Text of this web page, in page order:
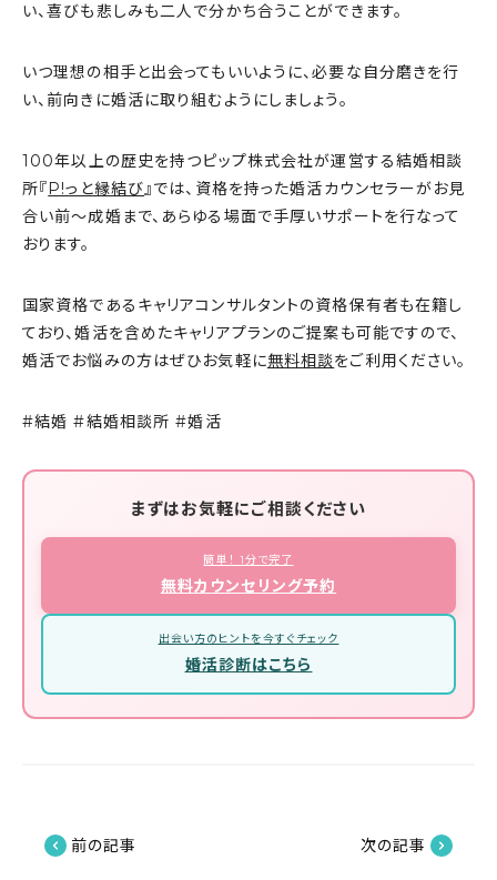
い、喜びも悲しみも二人で分かち合うことができます。
いつ理想の相手と出会ってもいいように、必要な自分磨きを行
い、前向きに婚活に取り組むようにしましょう。
100年以上の歴史を持つピップ株式会社が運営する結婚相談
所『P!っと縁結び』では、資格を持った婚活カウンセラーがお見
合い前〜成婚まで、あらゆる場面で手厚いサポートを行なって
おります。
国家資格であるキャリアコンサルタントの資格保有者も在籍し
ており、婚活を含めたキャリアプランのご提案も可能ですので、
婚活でお悩みの方はぜひお気軽に無料相談をご利用ください。
#結婚 #結婚相談所 #婚活
まずはお気軽にご相談ください
簡単！ 1分で完了
無料カウンセリング予約
出会い方のヒントを今すぐチェック
婚活診断はこちら
前の記事 次の記事